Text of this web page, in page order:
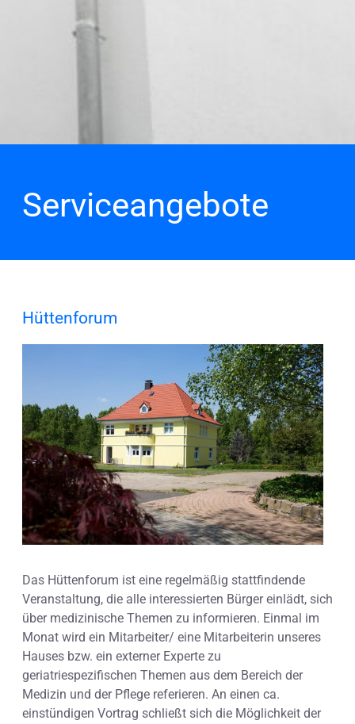
Serviceangebote
Hüttenforum
Das Hüttenforum ist eine regelmäßig stattfindende
Veranstaltung, die alle interessierten Bürger einlädt, sich
über medizinische Themen zu informieren. Einmal im
Monat wird ein Mitarbeiter/ eine Mitarbeiterin unseres
Hauses bzw. ein externer Experte zu
geriatriespezifischen Themen aus dem Bereich der
Medizin und der Pflege referieren. An einen ca.
einstündigen Vortrag schließt sich die Möglichkeit der